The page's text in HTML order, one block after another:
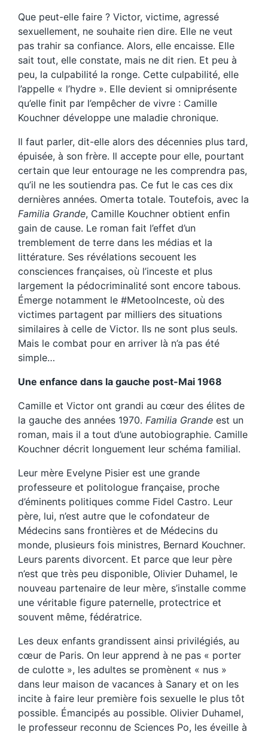
Que peut-elle faire ? Victor, victime, agressé
sexuellement, ne souhaite rien dire. Elle ne veut
pas trahir sa confiance. Alors, elle encaisse. Elle
sait tout, elle constate, mais ne dit rien. Et peu à
peu, la culpabilité la ronge. Cette culpabilité, elle
l’appelle « l’hydre ». Elle devient si omniprésente
qu’elle finit par l’empêcher de vivre : Camille
Kouchner développe une maladie chronique.
Il faut parler, dit-elle alors des décennies plus tard,
épuisée, à son frère. Il accepte pour elle, pourtant
certain que leur entourage ne les comprendra pas,
qu’il ne les soutiendra pas. Ce fut le cas ces dix
dernières années. Omerta totale. Toutefois, avec la
Familia Grande, Camille Kouchner obtient enfin
gain de cause. Le roman fait l’effet d’un
tremblement de terre dans les médias et la
littérature. Ses révélations secouent les
consciences françaises, où l’inceste et plus
largement la pédocriminalité sont encore tabous.
Émerge notamment le #MetooInceste, où des
victimes partagent par milliers des situations
similaires à celle de Victor. Ils ne sont plus seuls.
Mais le combat pour en arriver là n’a pas été
simple…
Une enfance dans la gauche post-Mai 1968
Camille et Victor ont grandi au cœur des élites de
la gauche des années 1970. Familia Grande est un
roman, mais il a tout d’une autobiographie. Camille
Kouchner décrit longuement leur schéma familial.
Leur mère Evelyne Pisier est une grande
professeure et politologue française, proche
d’éminents politiques comme Fidel Castro. Leur
père, lui, n’est autre que le cofondateur de
Médecins sans frontières et de Médecins du
monde, plusieurs fois ministres, Bernard Kouchner.
Leurs parents divorcent. Et parce que leur père
n’est que très peu disponible, Olivier Duhamel, le
nouveau partenaire de leur mère, s’installe comme
une véritable figure paternelle, protectrice et
souvent même, fédératrice.
Les deux enfants grandissent ainsi privilégiés, au
cœur de Paris. On leur apprend à ne pas « porter
de culotte », les adultes se promènent « nus »
dans leur maison de vacances à Sanary et on les
incite à faire leur première fois sexuelle le plus tôt
possible. Émancipés au possible. Olivier Duhamel,
le professeur reconnu de Sciences Po, les éveille à